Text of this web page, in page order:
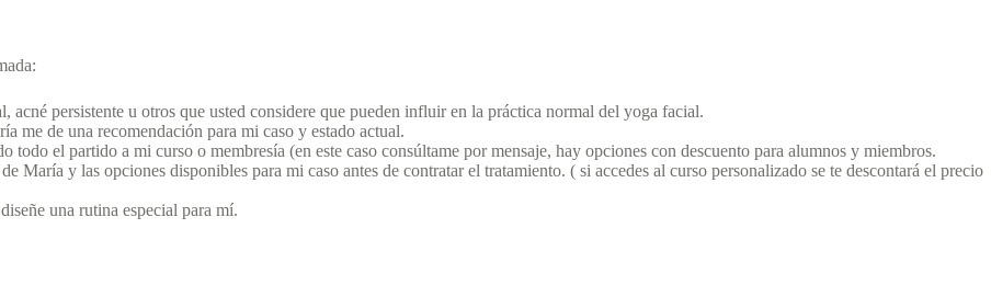
acné persistente u otros que usted considere que pueden influir en la práctica normal del yoga facial.
me de una recomendación para mi caso y estado actual.
todo el partido a mi curso o membresía (en este caso consúltame por mensaje, hay opciones con descuento para alumnos y miembros.
María y las opciones disponibles para mi caso antes de contratar el tratamiento. ( si accedes al curso personalizado se te descontará el precio
una rutina especial para mí.